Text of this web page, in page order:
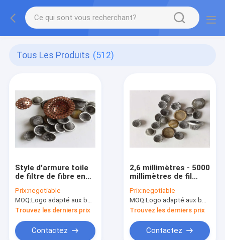
Tous Les Produits (512)
Style d'armure toile
de filtre de fibre en
avec la maille 1-635
Prix:negotiable
MOQ:Logo adapté aux besoins du client (Min. Order : 300 morceaux) d'emballage adapté aux besoins du clie
Trouvez les derniers prix
Contactez
2,6 millimètres - 5000
millimètres de fil
Cylinder Type d'acier
inoxydable
Prix:negotiable
MOQ:Logo adapté aux besoins du client (Min. Order : 300 morceaux) d'emballage adapté aux besoins du clie
Trouvez les derniers prix
Contactez